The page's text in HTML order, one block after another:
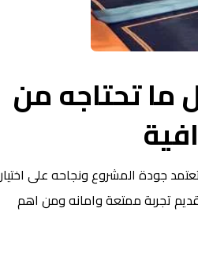
ما تحتاجه من
جودة المشروع ونجاحه على اختيار
تجربة ممتعة وامانه ومن اهم